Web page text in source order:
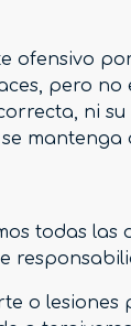
ofensivo
pero
ni
mantenga
todas
o lesiones